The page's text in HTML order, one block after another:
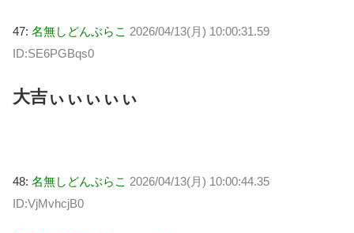
47: 名無しどんぶらこ 2026/04/13(月) 10:00:31.59
ID:SE6PGBqs0
大吉ぃぃぃぃぃ
48: 名無しどんぶらこ 2026/04/13(月) 10:00:44.35
ID:VjMvhcjB0